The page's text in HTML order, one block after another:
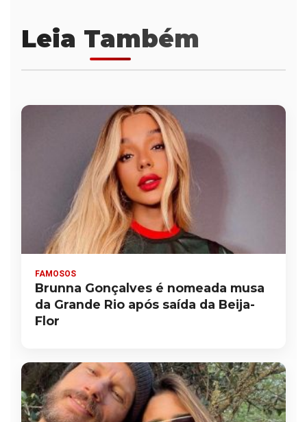
Leia Também
FAMOSOS
Brunna Gonçalves é nomeada musa
da Grande Rio após saída da Beija-
Flor